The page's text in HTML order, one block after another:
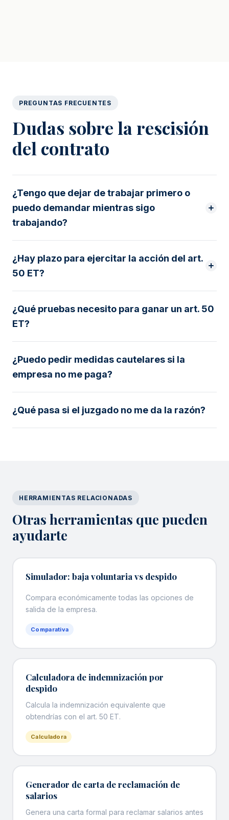
PREGUNTAS FRECUENTES
Dudas sobre la rescisión
del contrato
¿Tengo que dejar de trabajar primero o
puedo demandar mientras sigo
trabajando?
¿Hay plazo para ejercitar la acción del art.
50 ET?
¿Qué pruebas necesito para ganar un art. 50
ET?
¿Puedo pedir medidas cautelares si la
empresa no me paga?
¿Qué pasa si el juzgado no me da la razón?
HERRAMIENTAS RELACIONADAS
Otras herramientas que pueden
ayudarte
Simulador: baja voluntaria vs despido
Compara económicamente todas las opciones de
salida de la empresa.
Comparativa
Calculadora de indemnización por
despido
Calcula la indemnización equivalente que
obtendrías con el art. 50 ET.
Calculadora
Generador de carta de reclamación de
salarios
Genera una carta formal para reclamar salarios antes